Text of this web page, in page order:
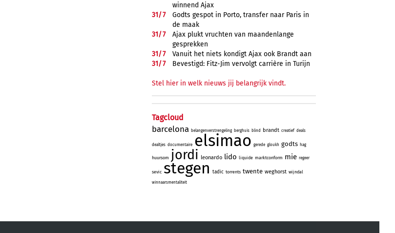
winnend Ajax
31/7
Godts gespot in Porto, transfer naar Paris in
de maak
31/7
Ajax plukt vruchten van maandenlange
gesprekken
31/7
Vanuit het niets kondigt Ajax ook Brandt aan
31/7 Bevestigd: Fitz-Jim vervolgt carrière in Turijn
Stel hier in welk nieuws jij belangrijk vindt.
Tagcloud
barcelona belangenverstrengeling berghuis blind brandt creatief deals
dealtjes documentaire elsimao gerede gloukh godts hag
huursom jordi leonardo lido liquide marktconform mie regeer
sevic stegen tadic torrents twente weghorst wijndal
winnaarsmentaliteit